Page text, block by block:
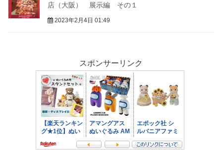
店（大阪） 展示編 その１
2023年2月4日 01:49
スポンサーリンク